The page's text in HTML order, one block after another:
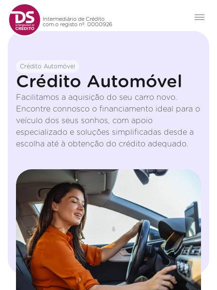
Intermediário de Crédito
com o registo nº. 0000926
Crédito Automóvel
Crédito Automóvel
Facilitamos a aquisição do seu carro novo.
Encontre connosco o financiamento ideal para o
veículo dos seus sonhos, com apoio
especializado e soluções simplificadas desde a
escolha até à obtenção do crédito adequado.